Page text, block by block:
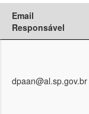
Email
Responsável
dpaan@al.sp.gov.br